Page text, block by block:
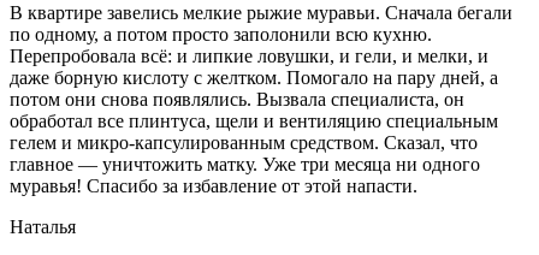
В квартире завелись мелкие рыжие муравьи. Сначала бегали
по одному, а потом просто заполонили всю кухню.
Перепробовала всё: и липкие ловушки, и гели, и мелки, и
даже борную кислоту с желтком. Помогало на пару дней, а
потом они снова появлялись. Вызвала специалиста, он
обработал все плинтуса, щели и вентиляцию специальным
гелем и микро-капсулированным средством. Сказал, что
главное — уничтожить матку. Уже три месяца ни одного
муравья! Спасибо за избавление от этой напасти.
Наталья